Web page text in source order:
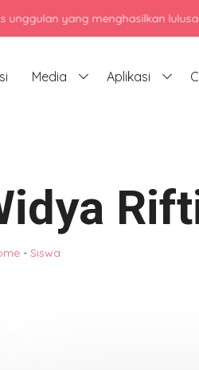
yang menghasilkan lulusan
Media Aplikasi
- Siswa